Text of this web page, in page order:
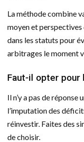
La méthode combine
moyen et perspectives
dans les statuts pour
arbitrages le moment
Faut-il opter pour
Il n’y a pas de
l’imputation des
réinvestir. Faites des
de choisir.